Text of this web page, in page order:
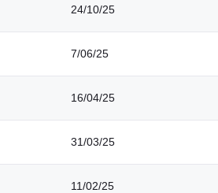
24/10/25
7/06/25
16/04/25
31/03/25
11/02/25